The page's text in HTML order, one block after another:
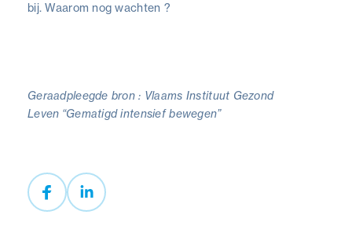
bij. Waarom nog wachten ?
Geraadpleegde bron : Vlaams Instituut Gezond
Leven “Gematigd intensief bewegen”